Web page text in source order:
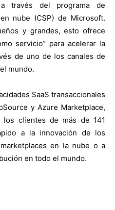
través del programa de
nube (CSP) de Microsoft.
y grandes, esto ofrece
servicio” para acelerar la
de uno de los canales de
mundo.
SaaS transaccionales
y Azure Marketplace,
los clientes de más de 141
a la innovación de los
en la nube o a
en todo el mundo.